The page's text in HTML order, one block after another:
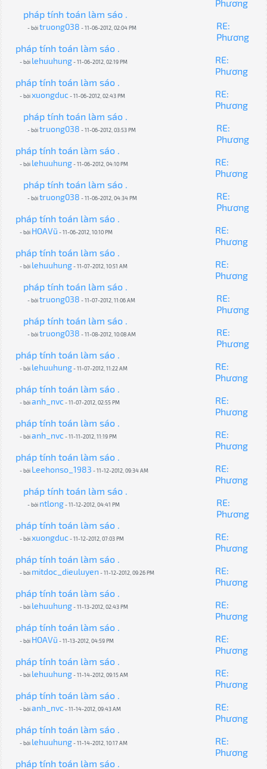
Phương
pháp tính toán làm sáo .
- bởitruong038 - 11-06-2012, 02:04 PM
RE:
Phương
pháp tính toán làm sáo .
- bởi lehuuhung- 11-06-2012, 02:19 PM
RE:
Phương
pháp tính toán làm sáo .
- bởixuongduc- 11-06-2012, 02:43 PM
RE:
Phương
pháp tính toán làm sáo .
- bởitruong038 - 11-06-2012, 03:53 PM
RE:
Phương
pháp tính toán làm sáo .
- bởi lehuuhung- 11-06-2012, 04:10 PM
RE:
Phương
pháp tính toán làm sáo .
- bởitruong038 - 11-06-2012, 04:34 PM
RE:
Phương
pháp tính toán làm sáo .
- bởi HOAVũ - 11-06-2012, 10:10 PM
RE:
Phương
pháp tính toán làm sáo .
- bởi lehuuhung- 11-07-2012, 10:51 AM
RE:
Phương
pháp tính toán làm sáo .
- bởitruong038 - 11-07-2012, 11:06 AM
RE:
Phương
pháp tính toán làm sáo .
- bởitruong038 - 11-08-2012, 10:08 AM
RE:
Phương
pháp tính toán làm sáo .
- bởi lehuuhung- 11-07-2012, 11:22 AM
RE:
Phương
pháp tính toán làm sáo .
- bởianh_nvc- 11-07-2012, 02:55 PM
RE:
Phương
pháp tính toán làm sáo .
- bởianh_nvc- 11-11-2012, 11:19 PM
RE:
Phương
pháp tính toán làm sáo .
- bởi Leehonso_1983 - 11-12-2012, 09:34 AM
RE:
Phương
pháp tính toán làm sáo .
- bởi ntlong- 11-12-2012, 04:41 PM
RE:
Phương
pháp tính toán làm sáo .
- bởixuongduc- 11-12-2012, 07:03 PM
RE:
Phương
pháp tính toán làm sáo .
- bởi mitdoc_dieuluyen - 11-12-2012, 09:26 PM
RE:
Phương
pháp tính toán làm sáo .
- bởi lehuuhung- 11-13-2012, 02:43 PM
RE:
Phương
pháp tính toán làm sáo .
- bởi HOAVũ - 11-13-2012, 04:59 PM
RE:
Phương
pháp tính toán làm sáo .
- bởi lehuuhung- 11-14-2012, 09:15 AM
RE:
Phương
pháp tính toán làm sáo .
- bởianh_nvc- 11-14-2012, 09:43 AM
RE:
Phương
pháp tính toán làm sáo .
- bởi lehuuhung- 11-14-2012, 10:17 AM
RE:
Phương
pháp tính toán làm sáo .